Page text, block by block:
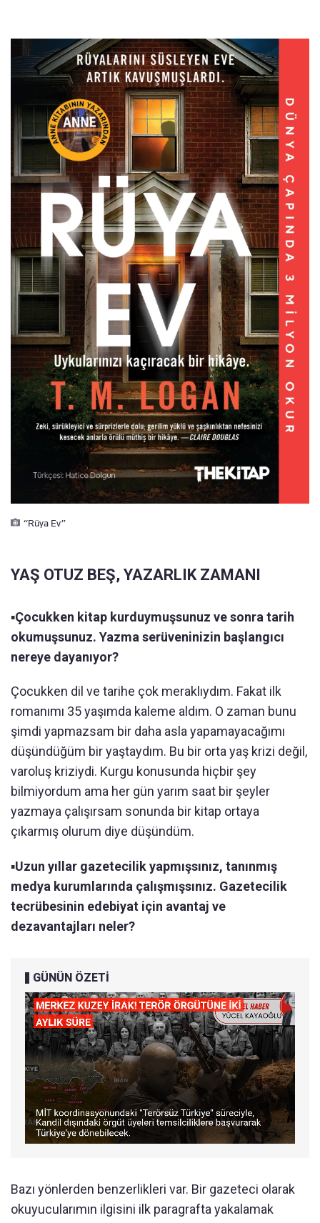
“Rüya Ev”
YAŞ OTUZ BEŞ, YAZARLIK ZAMANI
▪️Çocukken kitap kurduymuşsunuz ve sonra tarih
okumuşsunuz. Yazma serüveninizin başlangıcı
nereye dayanıyor?
Çocukken dil ve tarihe çok meraklıydım. Fakat ilk
romanımı 35 yaşımda kaleme aldım. O zaman bunu
şimdi yapmazsam bir daha asla yapamayacağımı
düşündüğüm bir yaştaydım. Bu bir orta yaş krizi değil,
varoluş kriziydi. Kurgu konusunda hiçbir şey
bilmiyordum ama her gün yarım saat bir şeyler
yazmaya çalışırsam sonunda bir kitap ortaya
çıkarmış olurum diye düşündüm.
▪️Uzun yıllar gazetecilik yapmışsınız, tanınmış
medya kurumlarında çalışmışsınız. Gazetecilik
tecrübesinin edebiyat için avantaj ve
dezavantajları neler?
GÜNÜN ÖZETİ
Bazı yönlerden benzerlikleri var. Bir gazeteci olarak
okuyucularımın ilgisini ilk paragrafta yakalamak